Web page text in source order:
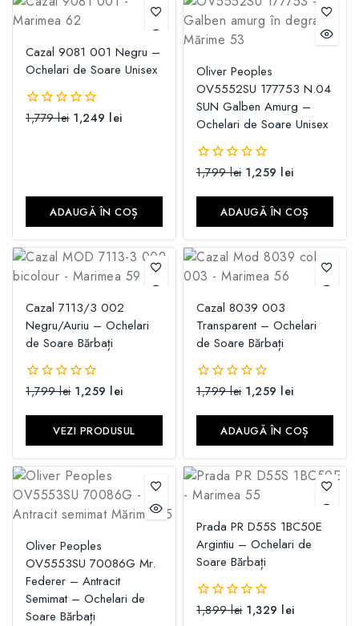
Cazal 9081 001 Negru –
Ochelari de Soare Unisex
0
1,779lei 1,249 lei
ADAUGĂ ÎN COȘ
Oliver Peoples
OV5552SU 177753 N.04
SUN Galben Amurg –
Ochelari de Soare Unisex
0
5
1,799lei 1,259 lei
ADAUGĂ ÎN COȘ
Cazal 7113/3 002
Negru/Auriu – Ochelari
de Soare Bărbați
0
5
1,799lei 1,259 lei
VEZI PRODUSUL
Cazal 8039 003
Transparent – Ochelari
de Soare Bărbați
0
5
1,799lei 1,259 lei
ADAUGĂ ÎN COȘ
Oliver Peoples
OV5553SU 70086G Mr.
Federer – Antracit
Semimat – Ochelari de
Soare Bărbați
Prada PR D55S 1BC50E
Argintiu – Ochelari de
Soare Bărbați
0
1,899lei 1,329 lei